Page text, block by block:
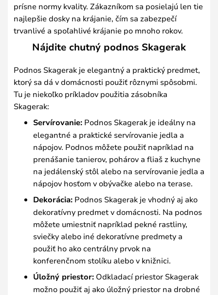
prísne normy kvality. Zákazníkom sa posielajú len tie
najlepšie dosky na krájanie, čím sa zabezpečí
trvanlivé a spoľahlivé krájanie po mnoho rokov.
Nájdite chutný podnos Skagerak
Podnos Skagerak je elegantný a praktický predmet,
ktorý sa dá v domácnosti použiť rôznymi spôsobmi.
Tu je niekoľko príkladov použitia zásobníka
Skagerak:
Servírovanie: Podnos Skagerak je ideálny na
elegantné a praktické servírovanie jedla a
nápojov. Podnos môžete použiť napríklad na
prenášanie tanierov, pohárov a fliaš z kuchyne
na jedálenský stôl alebo na servírovanie jedla a
nápojov hosťom v obývačke alebo na terase.
Dekorácia: Podnos Skagerak je vhodný aj ako
dekoratívny predmet v domácnosti. Na podnos
môžete umiestniť napríklad pekné rastliny,
sviečky alebo iné dekoratívne predmety a
použiť ho ako centrálny prvok na
konferenčnom stolíku alebo v knižnici.
Úložný priestor: Odkladací priestor Skagerak
možno použiť aj ako úložný priestor na drobné